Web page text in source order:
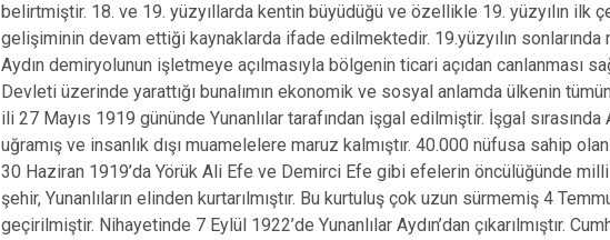
belirtmiştir. 18. ve 19. yüzyıllarda kentin büyüdüğü ve özellikle 19. yüzyılın ilk
gelişiminin devam ettiği kaynaklarda ifade edilmektedir. 19.yüzyılın sonlarında
Aydın demiryolunun işletmeye açılmasıyla bölgenin ticari açıdan canlanması
Devleti üzerinde yarattığı bunalımın ekonomik ve sosyal anlamda ülkenin tümüne
ili 27 Mayıs 1919 gününde Yunanlılar tarafından işgal edilmiştir. İşgal sırasında
uğramış ve insanlık dışı muamelelere maruz kalmıştır. 40.000 nüfusa sahip
30 Haziran 1919’da Yörük Ali Efe ve Demirci Efe gibi efelerin öncülüğünde
şehir, Yunanlıların elinden kurtarılmıştır. Bu kurtuluş çok uzun sürmemiş 4
geçirilmiştir. Nihayetinde 7 Eylül 1922’de Yunanlılar Aydın’dan çıkarılmıştır.